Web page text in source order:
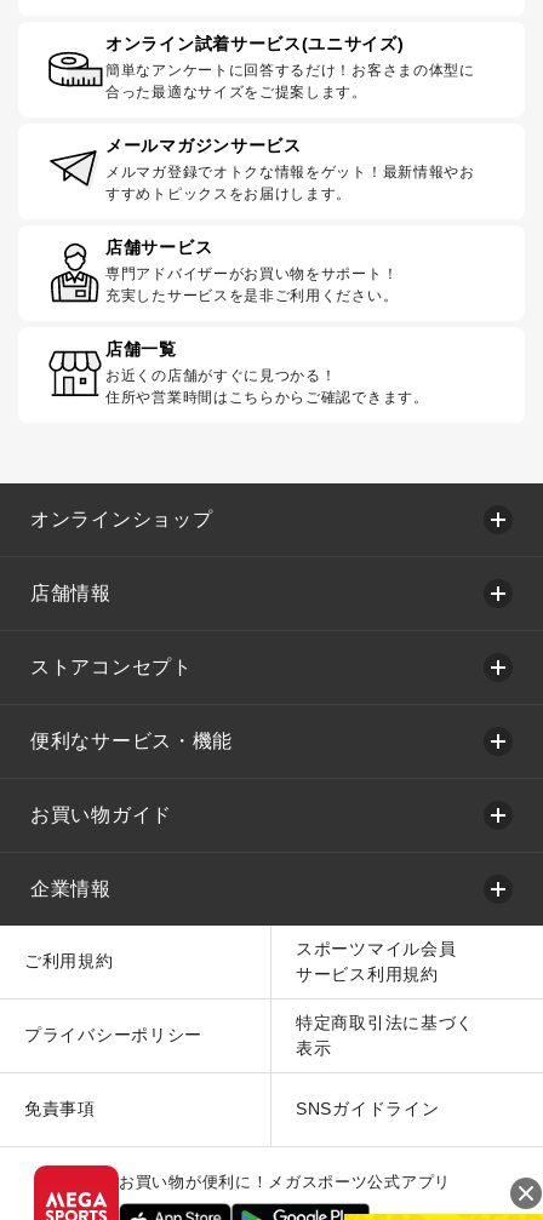
オンライン試着サービス(ユニサイズ)
簡単なアンケートに回答するだけ！お客さまの体型に
合った最適なサイズをご提案します。
メールマガジンサービス
メルマガ登録でオトクな情報をゲット！最新情報やお
すすめトピックスをお届けします。
店舗サービス
専門アドバイザーがお買い物をサポート！
充実したサービスを是非ご利用ください。
店舗一覧
お近くの店舗がすぐに見つかる！
住所や営業時間はこちらからご確認できます。
オンラインショップ
店舗情報
ストアコンセプト
便利なサービス・機能
お買い物ガイド
企業情報
ご利用規約
スポーツマイル会員
サービス利用規約
プライバシーポリシー
特定商取引法に基づく
表示
免責事項 SNSガイドライン
お買い物が便利に！メガスポーツ公式アプリ